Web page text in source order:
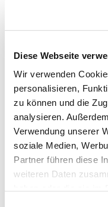
Diese Webseite
Wir verwenden
personalisieren,
zu können und die
analysieren.
Verwendung unserer
soziale Medien,
Partner führen diese
weiteren Daten
Das Idyll einer Villa am
schlimmste
fest, so nüchtern und
lässt.
Daran denke ich
weltweit der Opfer des
Befreiung des
wird: Die Grausamkeit,
Judenfeindschaft ging
Villa am Wannsee aus.